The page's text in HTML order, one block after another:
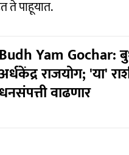
ते पाहूयात.
Budh Yam Gochar:
राजयोग; 'या'
वाढणार